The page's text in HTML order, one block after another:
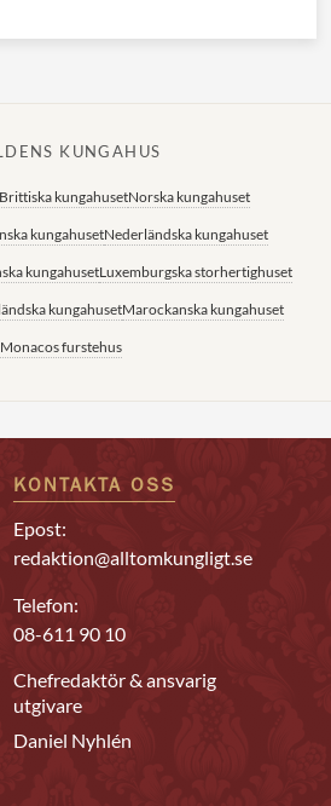
KUNGAHUS
kungahusetNorska kungahuset
kungahusetNederländska kungahuset
kungahusetLuxemburgska storhertighuset
kungahusetMarockanska kungahuset
Monacos furstehus
KONTAKTA OSS
Epost:
redaktion@alltomkungligt.se
Telefon:
08-611 90 10
Chefredaktör & ansvarig
utgivare
Daniel Nyhlén